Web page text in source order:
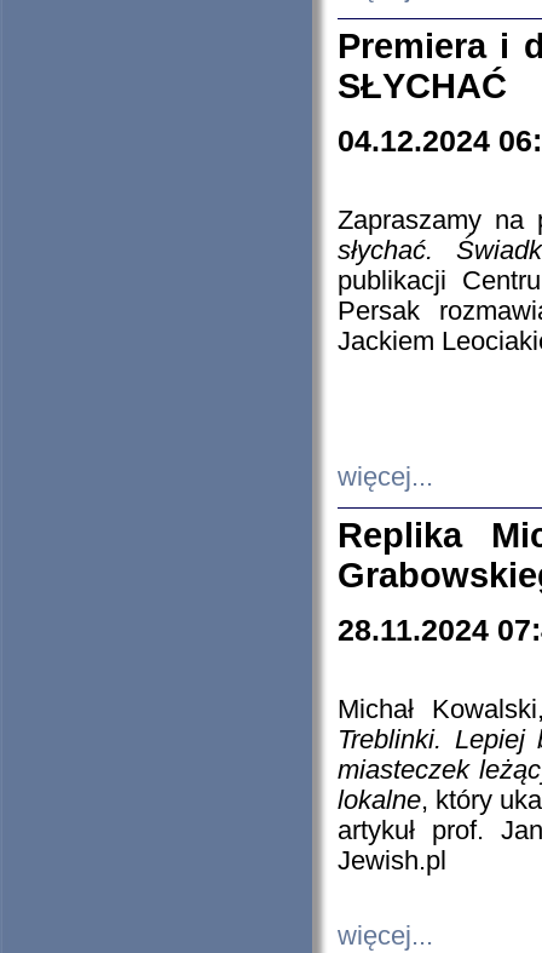
Premiera i
SŁYCHAĆ
04.12.2024
Zapraszamy
słychać.
publikacji
Persak
Jackiem
więcej...
Replika
28.11.2024
Michał
Treblinki. Lepiej
miasteczek
lokalne, który
artykuł prof.
Jewish.pl
więcej...